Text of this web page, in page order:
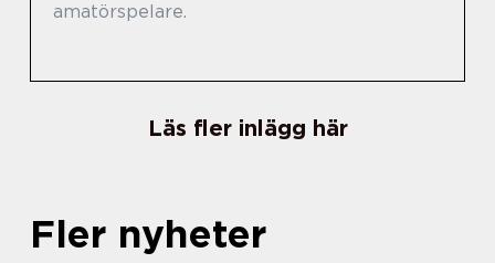
amatörspelare.
Läs fler inlägg här
Fler nyheter